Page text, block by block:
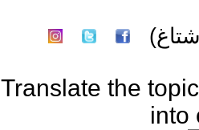
Translate the topic
into